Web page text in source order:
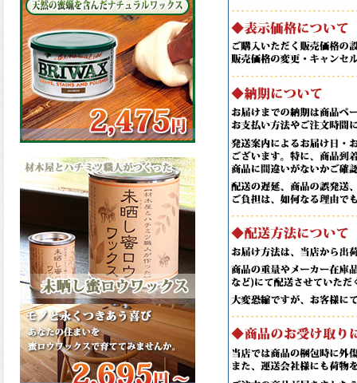
アム無機ルーフが新しく販売
開始致しました。ご購入はこ
ちらから。
2026.03.09
ハケ塗りでの伸びが良く作業
性と仕上がりに優れた合成樹
脂調合ペイント、SDホルスF4
が新しく販売開始致しまし
た。ご購入はこちらから。
2026.03.06
ファインウレタンの使いやす
さで、低汚染形。塗料用シン
ナーで希釈できる、使いやす
さを追求したウレタン樹脂エ
ナメル、低汚染形ファインウ
レタンU100が新しく販売開始
致しました。ご購入はこちら
から。
2026.03.05
ファインウレタンの使いやす
さで、弾性形。塗料用シンナ
ーで希釈できる、使いやすさ
を追求したウレタン樹脂エナ